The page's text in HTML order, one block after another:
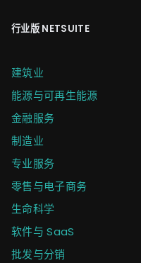
行业版 NETSUITE
建筑业
能源与可再生能源
金融服务
制造业
专业服务
零售与电子商务
生命科学
软件与 SaaS
批发与分销